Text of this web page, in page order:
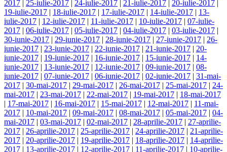
2017 | 25-iulie-2017 | 24-iulie-2017 | 21-iulie-2017 | 20-iulie-2017 |
19-iulie-2017 | 18-iulie-2017 | 17-iulie-2017 | 14-iulie-2017 | 13-
iulie-2017 | 12-iulie-2017 | 11-iulie-2017 | 10-iulie-2017 | 07-iulie-
2017 | 06-iulie-2017 | 05-iulie-2017 | 04-iulie-2017 | 03-iulie-2017 |
30-iunie-2017 | 29-iunie-2017 | 28-iunie-2017 | 27-iunie-2017 | 26-
iunie-2017 | 23-iunie-2017 | 22-iunie-2017 | 21-iunie-2017 | 20-
iunie-2017 | 19-iunie-2017 | 16-iunie-2017 | 15-iunie-2017 | 14-
iunie-2017 | 13-iunie-2017 | 12-iunie-2017 | 09-iunie-2017 | 08-
iunie-2017 | 07-iunie-2017 | 06-iunie-2017 | 02-iunie-2017 | 31-mai-
2017 | 30-mai-2017 | 29-mai-2017 | 26-mai-2017 | 25-mai-2017 | 24-
mai-2017 | 23-mai-2017 | 22-mai-2017 | 19-mai-2017 | 18-mai-2017
| 17-mai-2017 | 16-mai-2017 | 15-mai-2017 | 12-mai-2017 | 11-mai-
2017 | 10-mai-2017 | 09-mai-2017 | 08-mai-2017 | 05-mai-2017 | 04-
mai-2017 | 03-mai-2017 | 02-mai-2017 | 28-aprilie-2017 | 27-aprilie-
2017 | 26-aprilie-2017 | 25-aprilie-2017 | 24-aprilie-2017 | 21-aprilie-
2017 | 20-aprilie-2017 | 19-aprilie-2017 | 18-aprilie-2017 | 14-aprilie-
2017 | 13-aprilie-2017 | 12-aprilie-2017 | 11-aprilie-2017 | 10-aprilie-